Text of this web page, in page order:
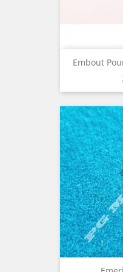
Embout